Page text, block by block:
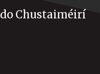
Chustaiméirí